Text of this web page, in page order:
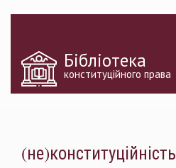
Бібліотека
конституційного права
(не)конституційність